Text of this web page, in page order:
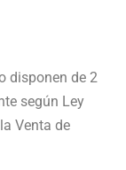
disponen de 2
según Ley
Venta de